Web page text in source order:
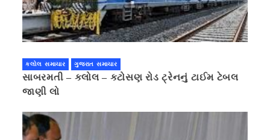
કલોલ સમાચાર ગુજરાત સમાચાર
સાબરમતી – કલોલ – કટોસણ રોડ ટ્રેનનું ટાઈમ ટેબલ
જાણી લો